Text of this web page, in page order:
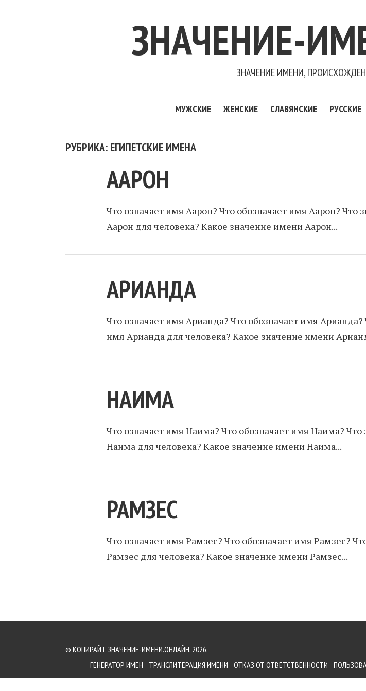
ЗНАЧЕНИЕ-
ЗНАЧЕНИЕ ИМЕНИ,
МУЖСКИЕ ЖЕНСКИЕ СЛАВЯНСКИЕ РУССКИЕ
РУБРИКА: ЕГИПЕТСКИЕ ИМЕНА
ААРОН
Что означает имя Аарон? Что обозначает имя Аарон? Что
Аарон для человека? Какое значение имени Аарон...
АРИАНДА
Что означает имя Арианда? Что обозначает имя Арианда?
имя Арианда для человека? Какое значение имени
НАИМА
Что означает имя Наима? Что обозначает имя Наима? Что
Наима для человека? Какое значение имени Наима...
РАМЗЕС
Что означает имя Рамзес? Что обозначает имя Рамзес?
Рамзес для человека? Какое значение имени Рамзес...
© КОПИРАЙТ ЗНАЧЕНИЕ-ИМЕНИ.ОНЛАЙН, 2026.
ГЕНЕРАТОР ИМЕН
ТРАНСЛИТЕРАЦИЯ ИМЕНИ ОТКАЗ ОТ ОТВЕТСТВЕННОСТИ